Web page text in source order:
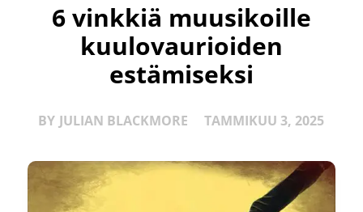
6 vinkkiä muusikoille
kuulovaurioiden
estämiseksi
BY JULIAN BLACKMORE TAMMIKUU 3, 2025